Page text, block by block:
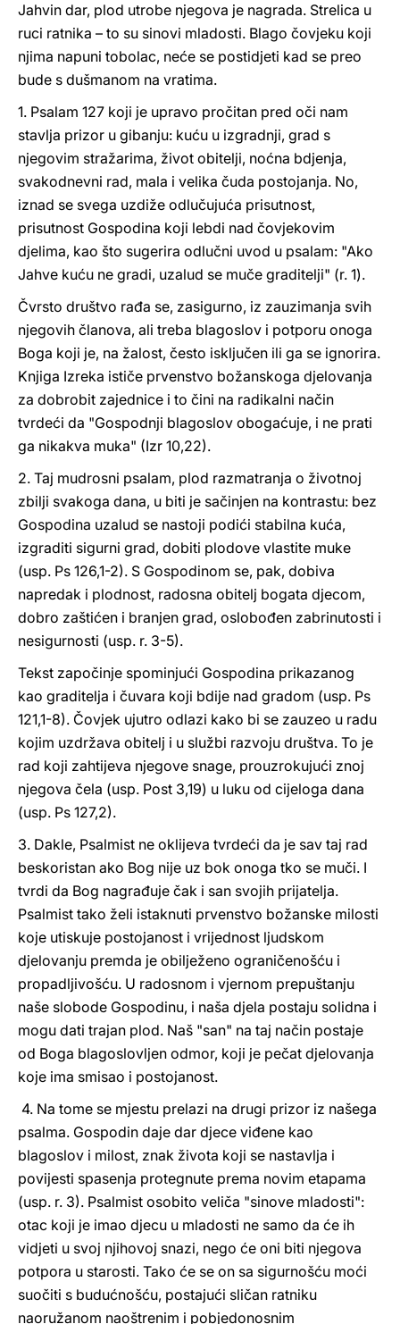
Jahvin dar, plod utrobe njegova je nagrada. Strelica u
ruci ratnika – to su sinovi mladosti. Blago čovjeku koji
njima napuni tobolac, neće se postidjeti kad se preo
bude s dušmanom na vratima.
1. Psalam 127 koji je upravo pročitan pred oči nam
stavlja prizor u gibanju: kuću u izgradnji, grad s
njegovim stražarima, život obitelji, noćna bdjenja,
svakodnevni rad, mala i velika čuda postojanja. No,
iznad se svega uzdiže odlučujuća prisutnost,
prisutnost Gospodina koji lebdi nad čovjekovim
djelima, kao što sugerira odlučni uvod u psalam: "Ako
Jahve kuću ne gradi, uzalud se muče graditelji" (r. 1).
Čvrsto društvo rađa se, zasigurno, iz zauzimanja svih
njegovih članova, ali treba blagoslov i potporu onoga
Boga koji je, na žalost, često isključen ili ga se ignorira.
Knjiga Izreka ističe prvenstvo božanskoga djelovanja
za dobrobit zajednice i to čini na radikalni način
tvrdeći da "Gospodnji blagoslov obogaćuje, i ne prati
ga nikakva muka" (Izr 10,22).
2. Taj mudrosni psalam, plod razmatranja o životnoj
zbilji svakoga dana, u biti je sačinjen na kontrastu: bez
Gospodina uzalud se nastoji podići stabilna kuća,
izgraditi sigurni grad, dobiti plodove vlastite muke
(usp. Ps 126,1-2). S Gospodinom se, pak, dobiva
napredak i plodnost, radosna obitelj bogata djecom,
dobro zaštićen i branjen grad, oslobođen zabrinutosti i
nesigurnosti (usp. r. 3-5).
Tekst započinje spominjući Gospodina prikazanog
kao graditelja i čuvara koji bdije nad gradom (usp. Ps
121,1-8). Čovjek ujutro odlazi kako bi se zauzeo u radu
kojim uzdržava obitelj i u službi razvoju društva. To je
rad koji zahtijeva njegove snage, prouzrokujući znoj
njegova čela (usp. Post 3,19) u luku od cijeloga dana
(usp. Ps 127,2).
3. Dakle, Psalmist ne oklijeva tvrdeći da je sav taj rad
beskoristan ako Bog nije uz bok onoga tko se muči. I
tvrdi da Bog nagrađuje čak i san svojih prijatelja.
Psalmist tako želi istaknuti prvenstvo božanske milosti
koje utiskuje postojanost i vrijednost ljudskom
djelovanju premda je obilježeno ograničenošću i
propadljivošću. U radosnom i vjernom prepuštanju
naše slobode Gospodinu, i naša djela postaju solidna i
mogu dati trajan plod. Naš "san" na taj način postaje
od Boga blagoslovljen odmor, koji je pečat djelovanja
koje ima smisao i postojanost.
4. Na tome se mjestu prelazi na drugi prizor iz našega
psalma. Gospodin daje dar djece viđene kao
blagoslov i milost, znak života koji se nastavlja i
povijesti spasenja protegnute prema novim etapama
(usp. r. 3). Psalmist osobito veliča "sinove mladosti":
otac koji je imao djecu u mladosti ne samo da će ih
vidjeti u svoj njihovoj snazi, nego će oni biti njegova
potpora u starosti. Tako će se on sa sigurnošću moći
suočiti s budućnošću, postajući sličan ratniku
naoružanom naoštrenim i pobjedonosnim